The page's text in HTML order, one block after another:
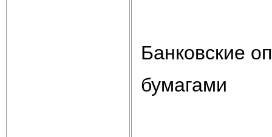
Банковские
бумагами